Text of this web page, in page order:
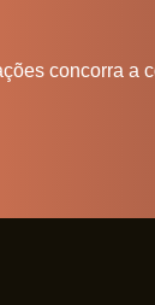
concorra a